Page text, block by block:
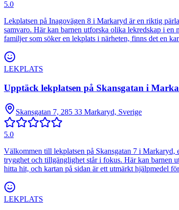
5.0
Lekplatsen på Inagovägen 8 i Markaryd är en riktig
samvaro. Här kan barnen utforska olika lekredskap i
familjer som söker en lekplats i närheten, finns det en
LEKPLATS
Upptäck lekplatsen på Skansgatan i
Skansgatan 7, 285 33 Markaryd, Sverige
5.0
Välkommen till lekplatsen på Skansgatan 7 i
trygghet och tillgänglighet står i fokus. Här kan barnen
hitta hit, och kartan på sidan är ett utmärkt hjälpmedel
LEKPLATS